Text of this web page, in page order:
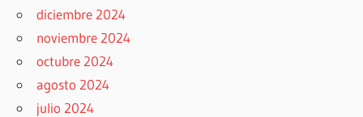
diciembre 2024
noviembre 2024
octubre 2024
agosto 2024
julio 2024